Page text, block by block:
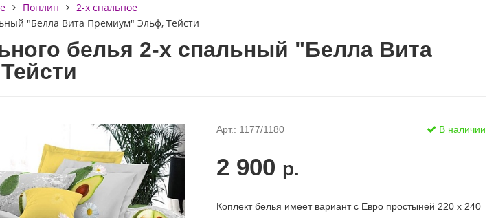
Поплин
2-х спальное
"Белла Вита Премиум" Эльф, Тейсти
белья 2-х спальный "Белла Вита
Арт.: 1177/1180 В наличии
2 900 р.
Коплект белья имеет вариант с Евро простыней 220 х 240